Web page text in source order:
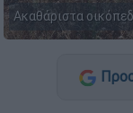
Ακαθάριστα